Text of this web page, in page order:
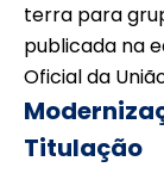
terra para
publicada na
Oficial da
Titulação